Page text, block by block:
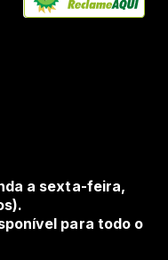
a sexta-feira,
para todo o